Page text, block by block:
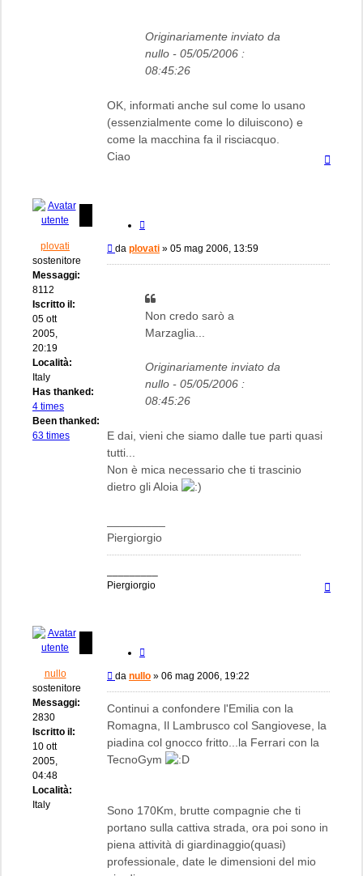
Originariamente inviato da
nullo - 05/05/2006 :
08:45:26
OK, informati anche sul come lo usano
(essenzialmente come lo diluiscono) e
come la macchina fa il risciacquo.
Ciao
plovati
sostenitore
Messaggi:
8112
Iscritto il:
05 ott
2005,
20:19
Località:
Italy
Has thanked:
4 times
Been thanked:
63 times
Messaggio
da plovati » 05 mag 2006, 13:59
Non credo sarò a
Marzaglia...
Originariamente inviato da
nullo - 05/05/2006 :
08:45:26
E dai, vieni che siamo dalle tue parti quasi
tutti...
Non è mica necessario che ti trascinio
dietro gli Aloia
Piergiorgio
Piergiorgio
nullo
sostenitore
Messaggi:
2830
Iscritto il:
10 ott
2005,
04:48
Località:
Italy
Messaggio
da nullo » 06 mag 2006, 19:22
Continui a confondere l'Emilia con la
Romagna, Il Lambrusco col Sangiovese, la
piadina col gnocco fritto...la Ferrari con la
TecnoGym
Sono 170Km, brutte compagnie che ti
portano sulla cattiva strada, ora poi sono in
piena attività di giardinaggio(quasi)
professionale, date le dimensioni del mio